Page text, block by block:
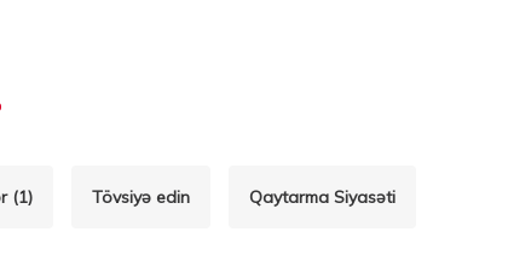
(1) Tövsiyə edin Qaytarma Siyasəti